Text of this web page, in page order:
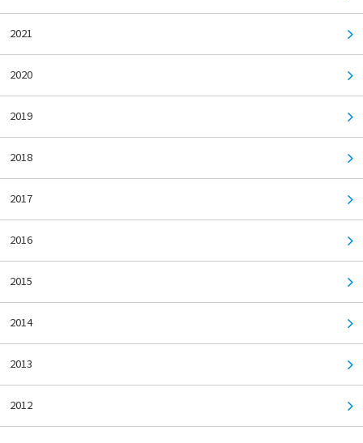
2021
2020
2019
2018
2017
2016
2015
2014
2013
2012